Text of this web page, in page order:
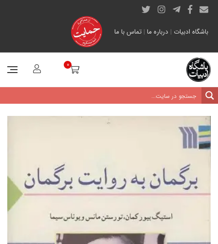
باشگاه ادبیات | درباره ما | تماس با ما
0